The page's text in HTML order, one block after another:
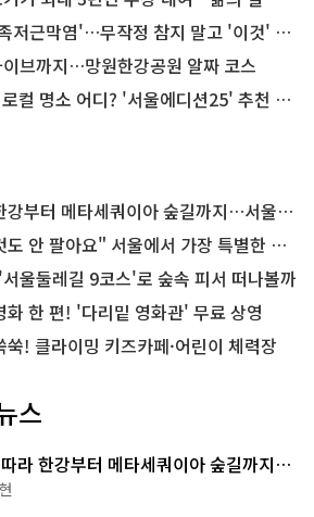
막염'…무작정 참지 말고 '이것' 해보세요!
브까지…망원한강공원 알짜 코스
명소 어디? '서울에디션25' 추천 코스
메타세쿼이아 숲길까지…서울둘레길 15코스
팔아요" 서울에서 가장 특별한 편의점의 정체
울둘레길 9코스'로 숲속 피서 떠나볼까
화 한 편! '다리밑 영화관' 무료 상영
! 클라이밍 키즈카페·어린이 체력장
스
라 한강부터 메타세쿼이아 숲길까지…
코스